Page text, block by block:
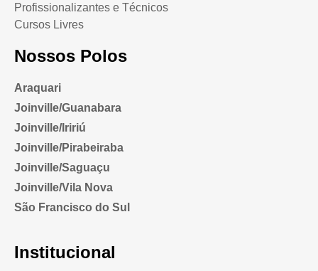
Profissionalizantes e Técnicos
Cursos Livres
Nossos Polos
Araquari
Joinville/Guanabara
Joinville/Iririú
Joinville/Pirabeiraba
Joinville/Saguaçu
Joinville/Vila Nova
São Francisco do Sul
Institucional